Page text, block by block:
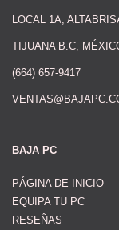
LOCAL 1A,
TIJUANA B.C,
(664) 657-9417
BAJA PC
PÁGINA DE INICIO
EQUIPA TU PC
RESEÑAS